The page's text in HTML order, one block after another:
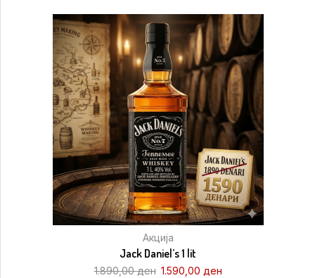
Акција
Jack Daniel’s 1 lit
1.890,00ден 1.590,00 ден